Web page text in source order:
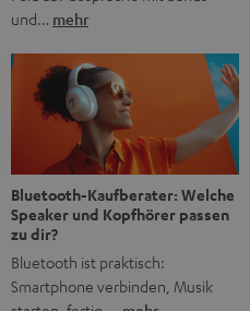
und… mehr
Bluetooth-Kaufberater: Welche
Speaker und Kopfhörer passen
zu dir?
Bluetooth ist praktisch:
Smartphone verbinden, Musik